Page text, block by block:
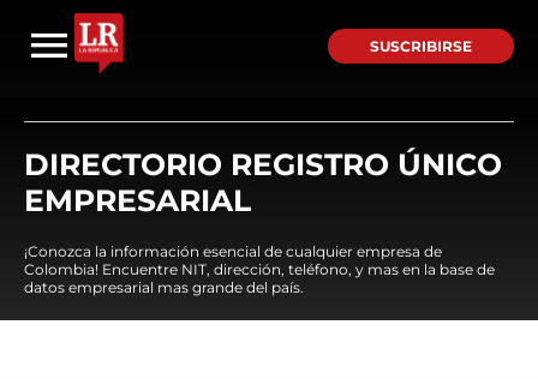
SUSCRIBIRSE
DIRECTORIO REGISTRO ÚNICO
EMPRESARIAL
¡Conozca la información esencial de cualquier empresa de
Colombia! Encuentre NIT, dirección, teléfono, y mas en la base de
datos empresarial mas grande del país.